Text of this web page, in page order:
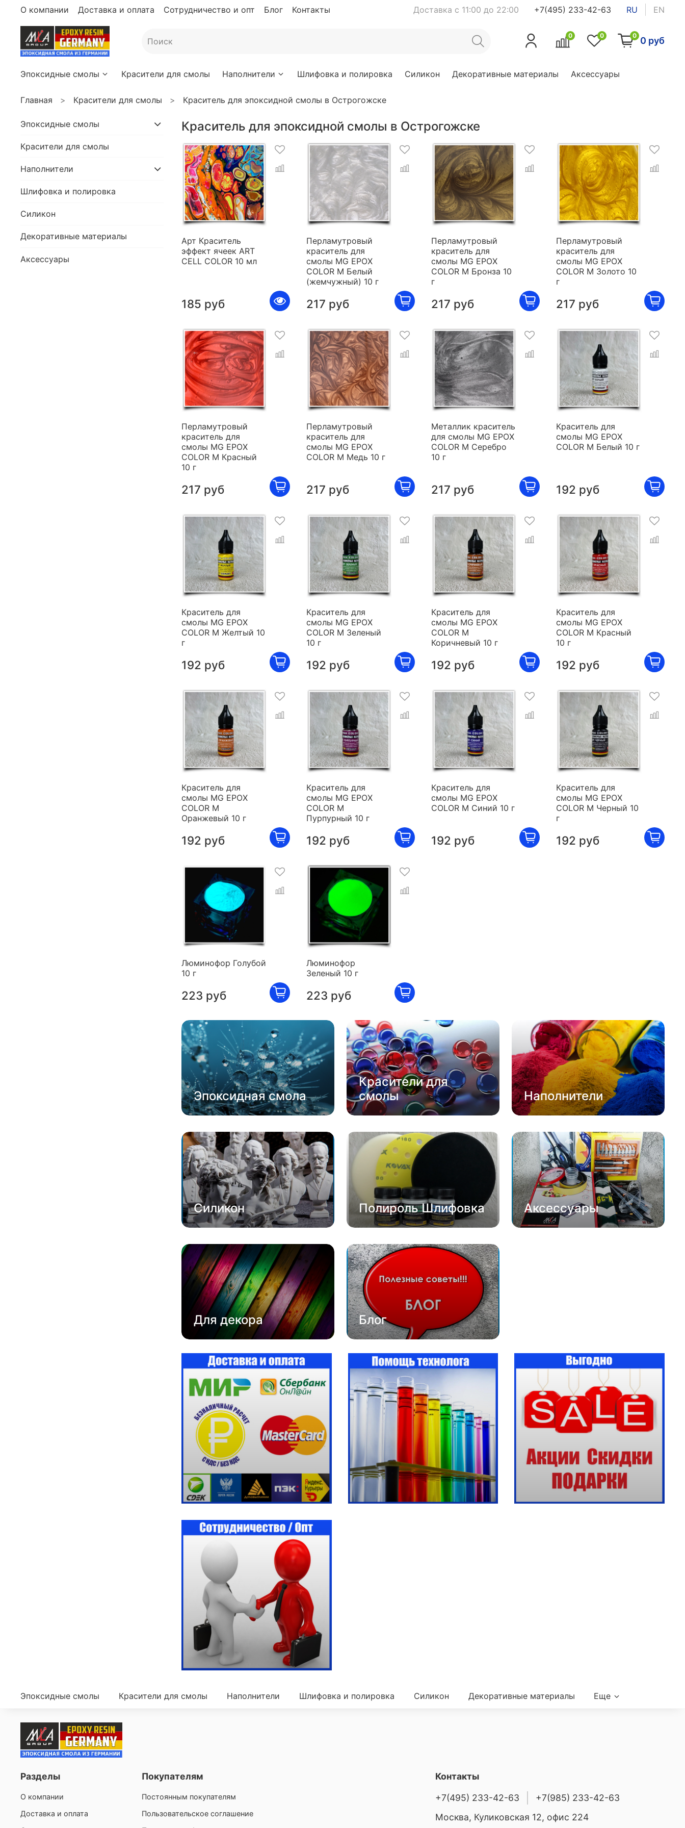
О компании Доставка и оплата Сотрудничество и опт Блог Контакты Доставка с 11:00 до 22:00 +7(495) 233-42-63 RU EN
0 0 0 0 руб
Эпоксидные смолы Красители для смолы Наполнители Шлифовка и полировка Силикон Декоративные материалы Аксессуары
Главная Красители для смолы Краситель для эпоксидной смолы в Острогожске
Краситель для эпоксидной смолы в Острогожске
Арт Краситель
эффект ячеек ART
CELL COLOR 10 мл
185 руб
Перламутровый
краситель для
смолы MG EPOX
COLOR M Белый
(жемчужный) 10 г
217 руб
Перламутровый
краситель для
смолы MG EPOX
COLOR M Бронза 10
г
217 руб
Перламутровый
краситель для
смолы MG EPOX
COLOR M Золото 10
г
217 руб
Перламутровый
краситель для
смолы MG EPOX
COLOR M Красный
10 г
217 руб
Перламутровый
краситель для
смолы MG EPOX
COLOR M Медь 10 г
217 руб
Металлик краситель
для смолы MG EPOX
COLOR M Серебро
10 г
217 руб
Краситель для
смолы MG EPOX
COLOR M Белый 10 г
192 руб
Краситель для
смолы MG EPOX
COLOR M Желтый 10
г
192 руб
Краситель для
смолы MG EPOX
COLOR M Зеленый
10 г
192 руб
Краситель для
смолы MG EPOX
COLOR M
Коричневый 10 г
192 руб
Краситель для
смолы MG EPOX
COLOR M Красный
10 г
192 руб
Краситель для
смолы MG EPOX
COLOR M
Оранжевый 10 г
192 руб
Краситель для
смолы MG EPOX
COLOR M
Пурпурный 10 г
192 руб
Краситель для
смолы MG EPOX
COLOR M Синий 10 г
192 руб
Краситель для
смолы MG EPOX
COLOR M Черный 10
г
192 руб
Люминофор Голубой
10 г
223 руб
Люминофор
Зеленый 10 г
223 руб
Эпоксидная смола
Красители для
смолы
Наполнители
Силикон Полироль Шлифовка Аксессуары
Для декора Блог
Эпоксидные смолы
Красители для смолы
Наполнители
Шлифовка и полировка
Силикон
Декоративные материалы
Аксессуары
Эпоксидные смолы Красители для смолы Наполнители Шлифовка и полировка Силикон Декоративные материалы Еще
Разделы
О компании
Доставка и оплата
Покупателям
Постоянным покупателям
Пользовательское соглашение
Контакты
+7(495) 233-42-63
+7(985) 233-42-63
Москва, Куликовская 12, офис 224